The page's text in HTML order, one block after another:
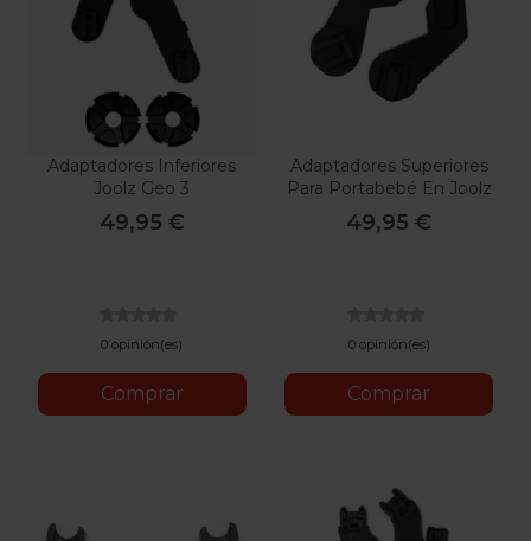
Adaptadores Inferiores
Joolz Geo 3
49,95 €
0 opinión(es)
Comprar
Adaptadores Superiores
Para Portabebé En Joolz
Geo
49,95 €
0 opinión(es)
Comprar